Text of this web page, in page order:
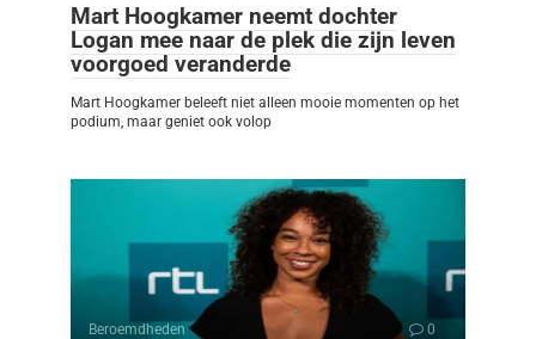
Mart Hoogkamer neemt dochter
Logan mee naar de plek die zijn leven
voorgoed veranderde
Mart Hoogkamer beleeft niet alleen mooie momenten op het
podium, maar geniet ook volop
Beroemdheden 0